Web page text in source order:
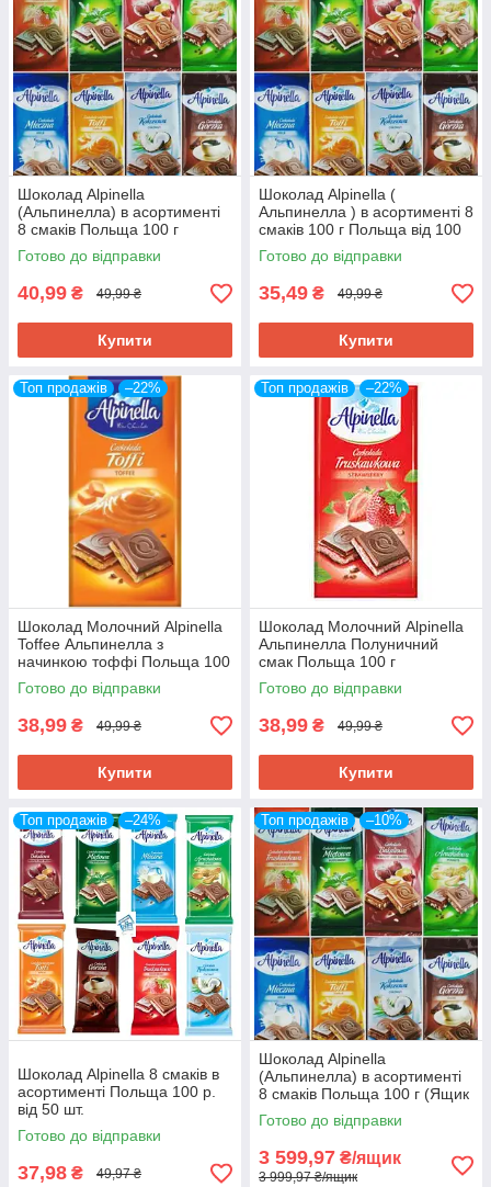
Остання надає 13% знижку при доставці від складу до складу.
Шоколад Alpinella
(Альпинелла) в асортименті
8 смаків Польща 100 г
Готово до відправки
40,99 ₴ 49,99 ₴
Купити
Шоколад Alpinella (
Альпинелла ) в асортименті 8
смаків 100 г Польща від 100
шт.
Готово до відправки
35,49 ₴ 49,99 ₴
Купити
Топ продажів –22%
Шоколад Молочний Alpinella
Toffee Альпинелла з
начинкою тоффі Польща 100
гГотово до відправки
38,99 ₴ 49,99 ₴
Купити
Топ продажів –22%
Шоколад Молочний Alpinella
Альпинелла Полуничний
смак Польща 100 г
Готово до відправки
38,99 ₴ 49,99 ₴
Купити
Топ продажів –24%
Шоколад Alpinella 8 смаків в
асортименті Польща 100 р.
від 50 шт.
Готово до відправки
37,98 ₴ 49,97 ₴
Топ продажів –10%
Шоколад Alpinella
(Альпинелла) в асортименті
8 смаків Польща 100 г (Ящик
100 шт.)
Готово до відправки
3 599,97 ₴/ящик
3 999,97 ₴/ящик